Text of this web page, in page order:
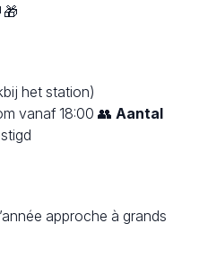
het station)
vanaf 18:00 👥 Aantal
approche à grands